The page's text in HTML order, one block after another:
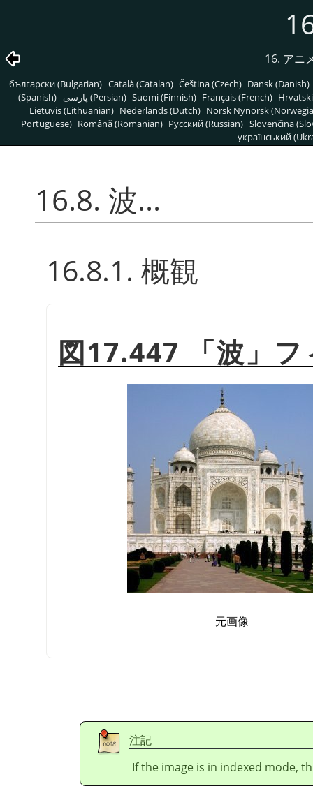
16. アニ
български (Bulgarian) Català (Catalan) Čeština (Czech) Dansk (Danish)
(Spanish)
پارسی (Persian) Suomi (Finnish) Français (French)
Lietuvis (Lithuanian) Nederlands (Dutch) Norsk Nynorsk
Portuguese) Română (Romanian) Pусский (Russian) Slovenčina
український
16.8. 波...
16.8.1. 概観
図17.447 「波 」 フ
元画像
注記
If the image is in indexed mode,